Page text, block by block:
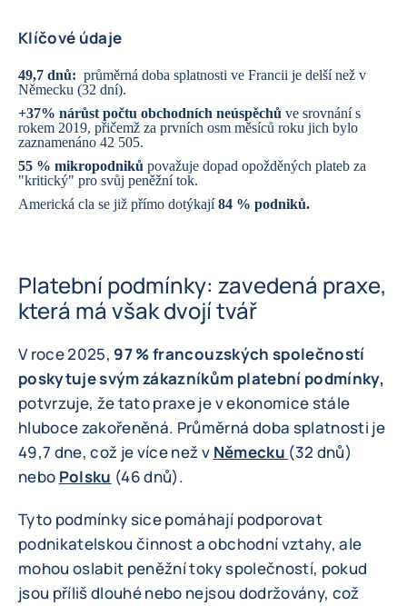
Klíčové údaje
49,7 dnů: průměrná doba splatnosti ve Francii je delší než v
Německu (32 dní).
+37% nárůst počtu obchodních neúspěchů ve srovnání s
rokem 2019, přičemž za prvních osm měsíců roku jich bylo
zaznamenáno 42 505.
55 % mikropodniků považuje dopad opožděných plateb za
"kritický" pro svůj peněžní tok.
Americká cla se již přímo dotýkají84 % podniků.
Platební podmínky: zavedená praxe,
která má však dvojí tvář
V roce 2025, 97 % francouzských společností
poskytuje svým zákazníkům platební podmínky,
potvrzuje, že tato praxe je v ekonomice stále
hluboce zakořeněná. Průměrná doba splatnosti je
49,7 dne, což je více než v Německu (32 dnů)
nebo Polsku (46 dnů).
Tyto podmínky sice pomáhají podporovat
podnikatelskou činnost a obchodní vztahy, ale
mohou oslabit peněžní toky společností, pokud
jsou příliš dlouhé nebo nejsou dodržovány, což